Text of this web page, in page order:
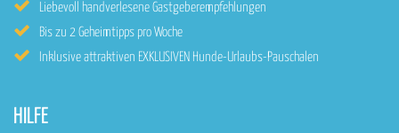
Liebevoll handverlesene Gastgeberempfehlungen
Bis zu 2 Geheimtipps pro Woche
Inklusive attraktiven EXKLUSIVEN Hunde-Urlaubs-Pauschalen
HILFE